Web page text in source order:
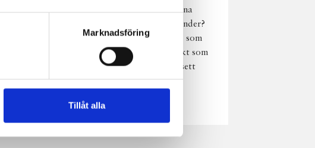
Marknadsföring
Tillåt alla
chokladmjölk från dina
norrländska mjölkbönder?
Den är lika god varm som
kall och passar perfekt som
vardagsnjutning oavsett
väder, året om.
Läs mer